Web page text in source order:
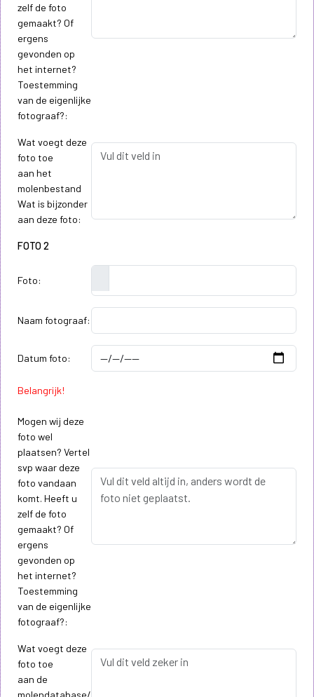
zelf de foto
gemaakt? Of
ergens
gevonden op
het internet?
Toestemming
van de eigenlijke
fotograaf?:
Wat voegt deze
foto toe
aan het
molenbestand
Wat is bijzonder
aan deze foto:
FOTO 2
Foto:
Naam fotograaf:
Datum foto:
Belangrijk!
Mogen wij deze
foto wel
plaatsen? Vertel
svp waar deze
foto vandaan
komt. Heeft u
zelf de foto
gemaakt? Of
ergens
gevonden op
het internet?
Toestemming
van de eigenlijke
fotograaf?:
Wat voegt deze
foto toe
aan de
molendatabase/